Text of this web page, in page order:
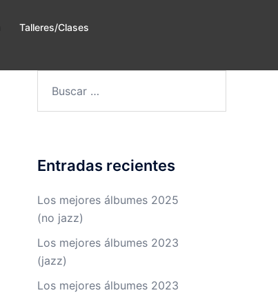
Talleres/Clases
Entradas recientes
Los mejores álbumes 2025
(no jazz)
Los mejores álbumes 2023
(jazz)
Los mejores álbumes 2023